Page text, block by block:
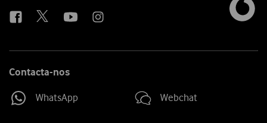
Contacta-nos
WhatsApp Webchat